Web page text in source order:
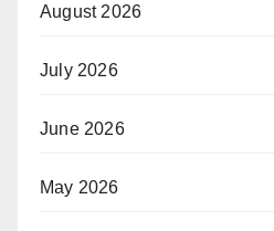
August 2026
July 2026
June 2026
May 2026